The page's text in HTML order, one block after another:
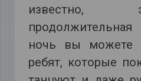
известно,
ночь вы можете
ребят, которые